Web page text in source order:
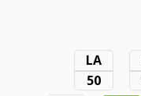
LA
50